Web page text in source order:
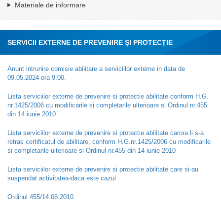
Materiale de informare
SERVICII EXTERNE DE PREVENIRE ȘI PROTECȚIE
Anunt intrunire comisie abilitare a serviciilor externe in data de
09.05.2024 ora 9:00.
Lista serviciilor externe de prevenire si protectie abilitate conform H.G.
nr.1425/2006 cu modificarile si completarile ulterioare si Ordinul nr.455
din 14 iunie 2010
Lista serviciilor externe de prevenire si protectie abilitate carora li s-a
retras certificatul de abilitare, conform H.G.nr.1425/2006 cu modificarile
si completarile ulterioare si Ordinul nr.455 din 14 iunie 2010
Lista serviciilor externe de prevenire si protectie abilitate care si-au
suspendat activitatea-daca este cazul
Ordinul 455/14.06.2010